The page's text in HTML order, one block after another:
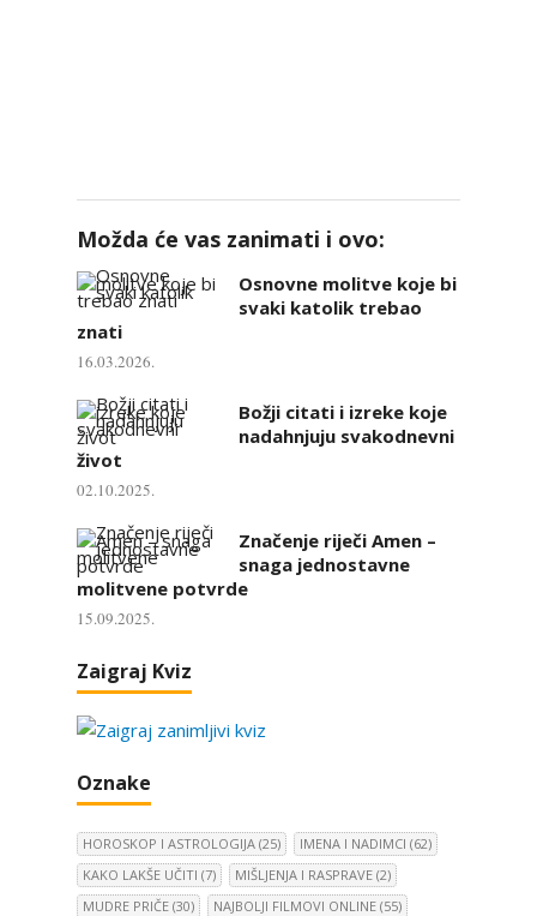
Možda će vas zanimati i ovo:
Osnovne molitve koje bi
svaki katolik trebao
znati
16.03.2026.
Božji citati i izreke koje
nadahnjuju svakodnevni
život
02.10.2025.
Značenje riječi Amen –
snaga jednostavne
molitvene potvrde
15.09.2025.
Zaigraj Kviz
Oznake
HOROSKOP I ASTROLOGIJA (25) IMENA I NADIMCI (62)
KAKO LAKŠE UČITI (7) MIŠLJENJA I RASPRAVE (2)
MUDRE PRIČE (30) NAJBOLJI FILMOVI ONLINE (55)